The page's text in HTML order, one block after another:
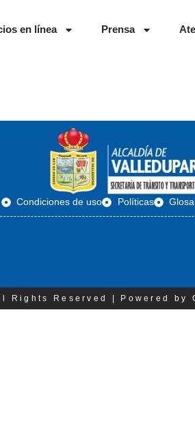
en línea Prensa
Condiciones de uso Políticas
Rights Reserved | Powered by